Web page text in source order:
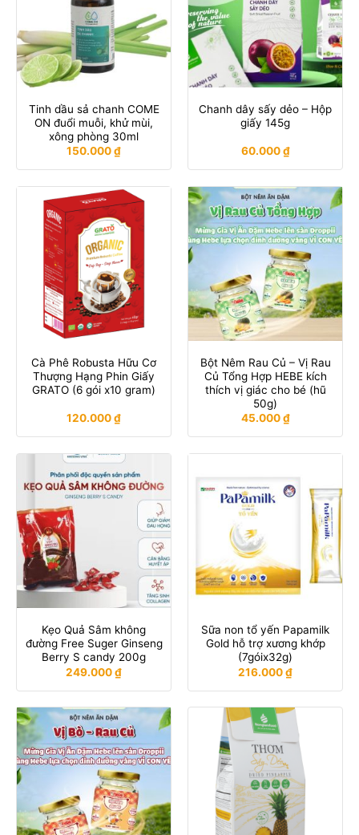
Tinh dầu sả chanh COME
ON đuổi muỗi, khử mùi,
xông phòng 30ml
150.000₫
Chanh dây sấy dẻo – Hộp
giấy 145g
60.000₫
Cà Phê Robusta Hữu Cơ
Thượng Hạng Phin Giấy
GRATO (6 gói x10 gram)
120.000₫
Bột Nêm Rau Củ – Vị Rau
Củ Tổng Hợp HEBE kích
thích vị giác cho bé (hũ
50g)
45.000₫
Kẹo Quả Sâm không
đường Free Suger Ginseng
Berry S candy 200g
249.000₫
Sữa non tổ yến Papamilk
Gold hỗ trợ xương khớp
(7góix32g)
216.000₫